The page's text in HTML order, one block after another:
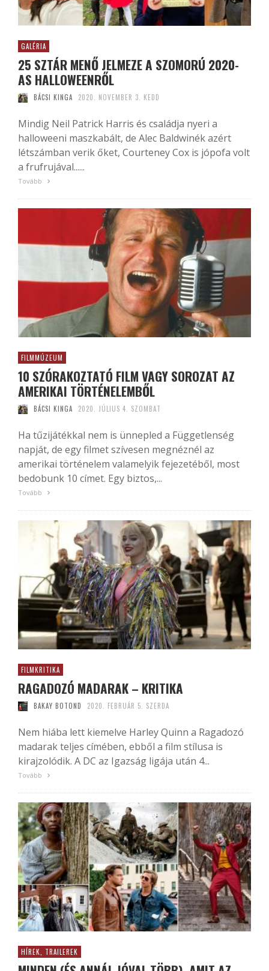
GALÉRIA
25 SZTÁR MENŐ JELMEZE A SZOMORÚ 2020-
AS HALLOWEENRŐL
BÁCSI KINGA 2020. NOVEMBER 3. KEDD
Mindig Neil Patrick Harris és családja nyeri a
halloweeni maszkabált, de Alec Baldwinék azért
létszámban verik őket, Courteney Cox is jópofa volt
a frufrujával......
Tovább
FILMMÚZEUM
10 SZÓRAKOZTATÓ FILM VAGY SOROZAT AZ
AMERIKAI TÖRTÉNELEMBŐL
BÁCSI KINGA 2020. JÚLIUS 4. SZOMBAT
Ha tűzijátékkal nem is ünnepled a Függetlenség
napját, de egy filmet szívesen megnéznél az
amerikai történelem valamelyik fejezetéből, most
bedobunk 10 címet. Egy biztos,...
Tovább
FILMKRITIKA
RAGADOZÓ MADARAK – KRITIKA
BAKAY BOTOND 2020. FEBRUÁR 5. SZERDA
Nem hiába lett kiemelve Harley Quinn a Ragadozó
madarak teljes címében, ebből a film stílusa is
kirajzolódik. A DC az Igazság ligája után 4...
Tovább
HÍREK, TRAILEREK